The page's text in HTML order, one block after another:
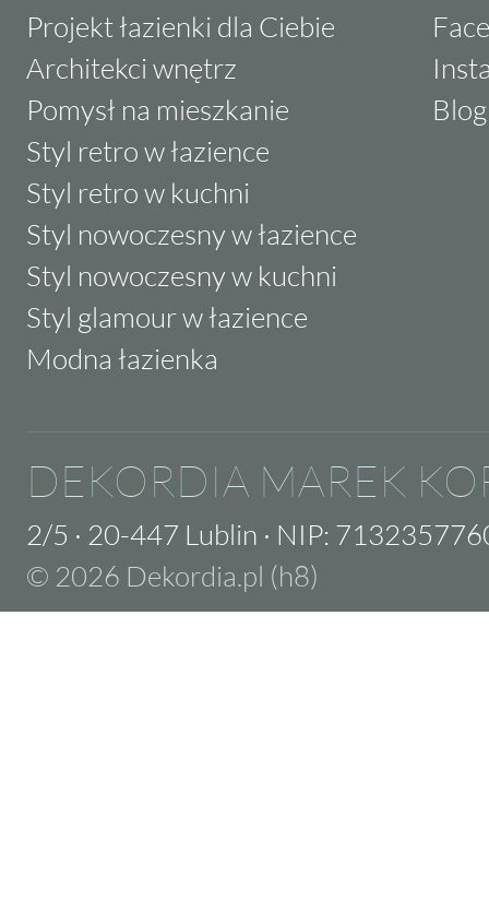
Projekt łazienki dla Ciebie
Architekci wnętrz
Pomysł na mieszkanie
Styl retro w łazience
Styl retro w kuchni
Styl nowoczesny w łazience
Styl nowoczesny w kuchni
Styl glamour w łazience
Modna łazienka
Blog
DEKORDIA MAREK
2/5 · 20-447 Lublin · NIP:
© 2026 Dekordia.pl (h8)